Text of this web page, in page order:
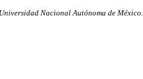
Nacional Autónoma de México.